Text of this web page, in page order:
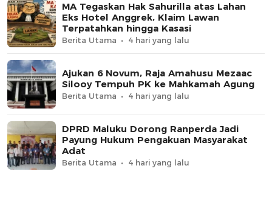
MA Tegaskan Hak Sahurilla atas Lahan
Eks Hotel Anggrek, Klaim Lawan
Terpatahkan hingga Kasasi
Berita Utama 4 hari yang lalu
Ajukan 6 Novum, Raja Amahusu Mezaac
Silooy Tempuh PK ke Mahkamah Agung
Berita Utama 4 hari yang lalu
DPRD Maluku Dorong Ranperda Jadi
Payung Hukum Pengakuan Masyarakat
Adat
Berita Utama 4 hari yang lalu